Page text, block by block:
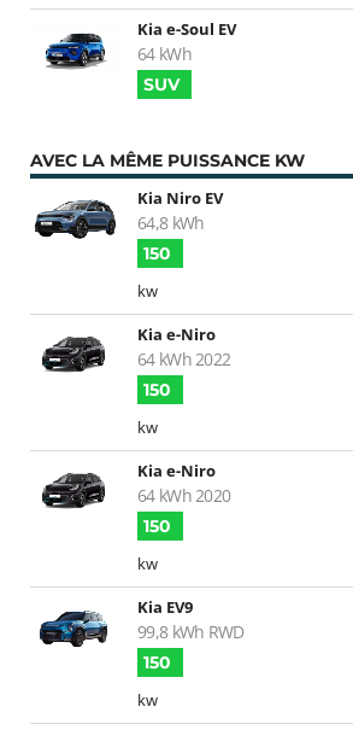
Kia e-Soul EV
64 kWh
SUV
AVEC LA MÊME PUISSANCE KW
Kia Niro EV
64,8 kWh
150
kw
Kia e-Niro
64 kWh 2022
150
kw
Kia e-Niro
64 kWh 2020
150
kw
Kia EV9
99,8 kWh RWD
150
kw